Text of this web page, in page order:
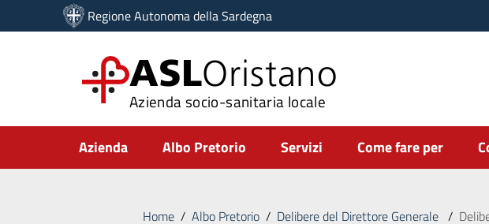
Vai ai contenuti
Vai al menu di navigazione
Regione Autonoma della Sardegna
ASLOristano
Azienda socio-sanitaria locale
Submenu
Azienda Albo Pretorio Servizi Come fare per
Home / Albo Pretorio / Delibere del Direttore Generale /